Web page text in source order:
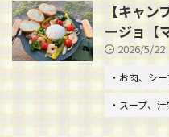
【キャ
ージョ【
2026/5/22
・お肉、シ
・スープ、